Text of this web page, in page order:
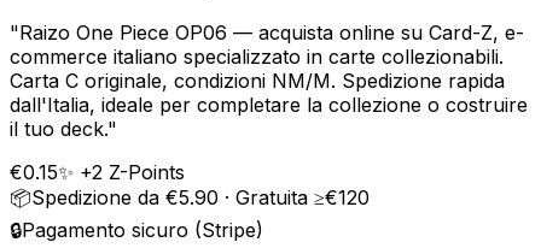
"Raizo One Piece OP06 — acquista online su Card-Z, e-
commerce italiano specializzato in carte collezionabili.
Carta C originale, condizioni NM/M. Spedizione rapida
dall'Italia, ideale per completare la collezione o costruire
il tuo deck."
€0.15✨ +2 Z-Points
📦Spedizione da €5.90 · Gratuita ≥€120
🔒Pagamento sicuro (Stripe)